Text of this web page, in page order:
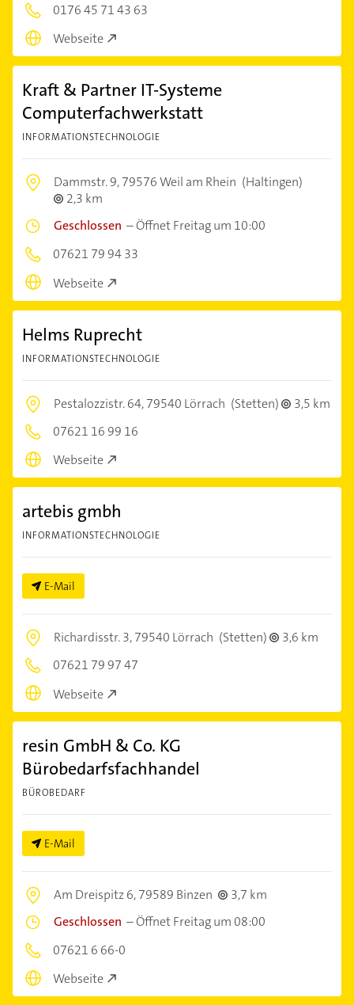
0176 45 71 43 63
Webseite
Kraft & Partner IT-Systeme
Computerfachwerkstatt
INFORMATIONSTECHNOLOGIE
Dammstr. 9,79576 Weil am Rhein (Haltingen)
2,3 km
Geschlossen –Öffnet Freitag um 10:00
07621 79 94 33
Webseite
Helms Ruprecht
INFORMATIONSTECHNOLOGIE
Pestalozzistr. 64,79540 Lörrach (Stetten)
3,5 km
07621 16 99 16
Webseite
artebis gmbh
INFORMATIONSTECHNOLOGIE
E-Mail
Richardisstr. 3,79540 Lörrach (Stetten)
3,6 km
07621 79 97 47
Webseite
resin GmbH & Co. KG
Bürobedarfsfachhandel
BÜROBEDARF
E-Mail
Am Dreispitz 6,79589 Binzen
3,7 km
Geschlossen –Öffnet Freitag um 08:00
07621 6 66-0
Webseite